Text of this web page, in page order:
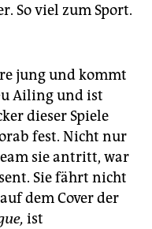
So viel zum Sport.
jung und kommt
Ailing und ist
dieser Spiele
fest. Nicht nur
sie antritt, war
Sie fährt nicht
dem Cover der
ist